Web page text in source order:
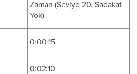
Zaman (Seviye 20, Sadakat
Yok)
0:00:15
0:02:10